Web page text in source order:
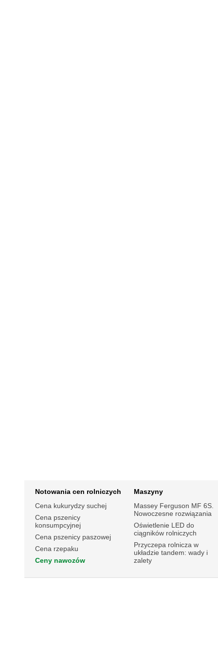
Notowania cen rolniczych
Cena kukurydzy suchej
Cena pszenicy
konsumpcyjnej
Cena pszenicy paszowej
Cena rzepaku
Ceny nawozów
Maszyny
Massey Ferguson MF 6S.
Nowoczesne rozwiązania
Oświetlenie LED do
ciągników rolniczych
Przyczepa rolnicza w
układzie tandem: wady i
zalety